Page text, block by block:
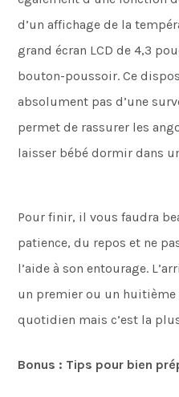
d’un affichage de la
grand écran LCD de 4,3
bouton-poussoir. Ce
absolument pas d’une
permet de rassurer les
laisser bébé dormir dans
Pour finir, il vous faudra
patience, du repos et ne
l’aide à son entourage.
un premier ou un huitième
quotidien mais c’est la
Bonus : Tips pour bien